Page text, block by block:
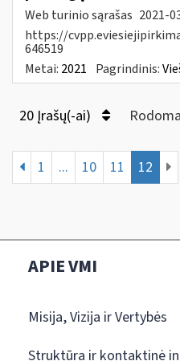
Web turinio sąrašas 2021-
https://
646519
Metai: 2021 Pagrindinis:
20 Įrašų(-ai)
1 ... 10 11 12
APIE VMI
Misija, Vizija ir Vertybės
Struktūra ir kontaktinė